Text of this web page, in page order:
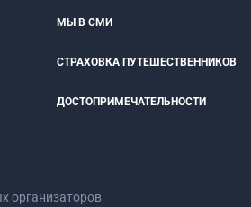
МЫ В СМИ
СТРАХОВКА ПУТЕШЕСТВЕННИКОВ
ДОСТОПРИМЕЧАТЕЛЬНОСТИ
организаторов